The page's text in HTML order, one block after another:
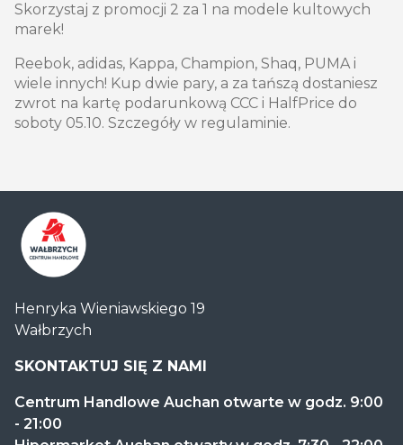
Skorzystaj z promocji 2 za 1 na modele kultowych
marek!
Reebok, adidas, Kappa, Champion, Shaq, PUMA i
wiele innych! Kup dwie pary, a za tańszą dostaniesz
zwrot na kartę podarunkową CCC i HalfPrice do
soboty 05.10. Szczegóły w regulaminie.
Handlowe
Auchan
Wałbrzych
Henryka Wieniawskiego 19
Wałbrzych
SKONTAKTUJ SIĘ Z NAMI
Centrum Handlowe Auchan otwarte w godz. 9:00
- 21:00